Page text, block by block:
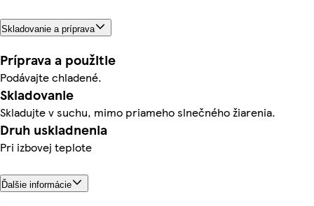
Skladovanie a príprava
Príprava a použitie
Podávajte chladené.
Skladovanie
Skladujte v suchu, mimo priameho slnečného žiarenia.
Druh uskladnenia
Pri izbovej teplote
Ďalšie informácie